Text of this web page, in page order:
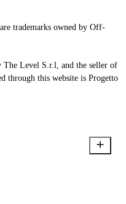
trademarks owned by Off-
The Level S.r.l, and the seller of
through this website is Progetto